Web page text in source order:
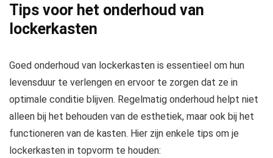
Tips voor het onderhoud van
lockerkasten
Goed onderhoud van lockerkasten is essentieel om hun
levensduur te verlengen en ervoor te zorgen dat ze in
optimale conditie blijven. Regelmatig onderhoud helpt niet
alleen bij het behouden van de esthetiek, maar ook bij het
functioneren van de kasten. Hier zijn enkele tips om je
lockerkasten in topvorm te houden: